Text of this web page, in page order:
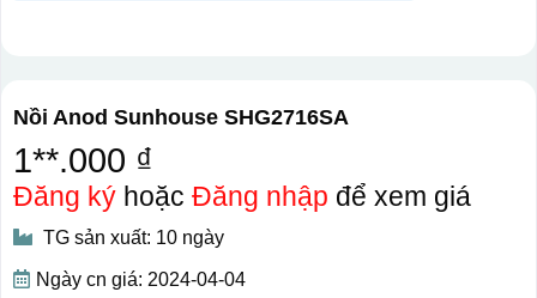
Nồi Anod Sunhouse SHG2716SA
1**.000 ₫
Đăng kýhoặc Đăng nhập để xem giá
TG sản xuất: 10 ngày
Ngày cn giá: 2024-04-04